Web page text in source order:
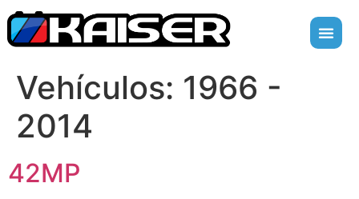
Vehículos: 1966 -
2014
42MP